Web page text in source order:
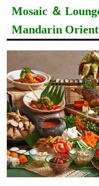
Mosaic ＆
Mandarin